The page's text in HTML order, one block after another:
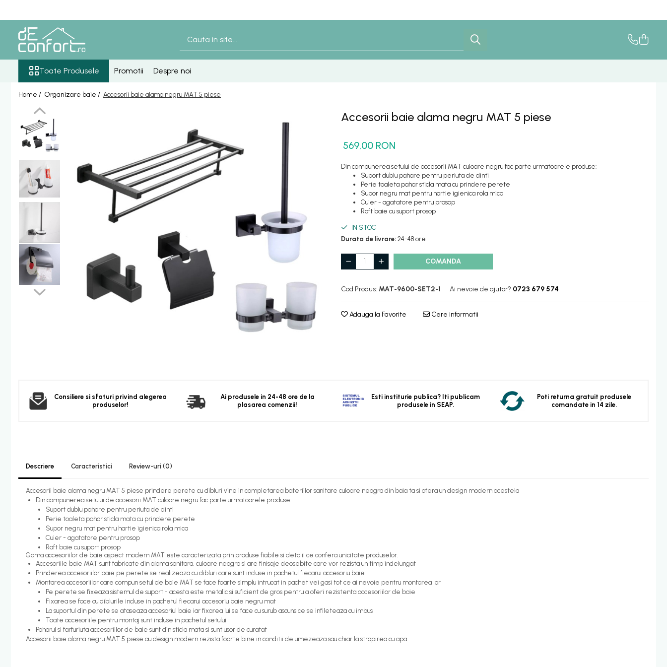
Toate Produsele
Baterii Sanitare
Senzori lavoar - pisoar
Baterie lavoar senzor
Baterie pisoar senzor
Accesorii baterii senzor
Baterii bronz antic
Baterie retro blat
Baterie bronz lavoar
Baterii lavoar
Baterie Bucatarie
Componente Dus
Para dus
Set dus complet echipat
Suport prindere para dus
Baterie salon
Baterii bideu
Dispensere sapun lichid
Lustra Pendul LED
Incalzire
Calorifere electrice
Uscatoare senzor
Uscatoare de maini
Uscatoare tip Hotel
Instalatii sanitare - termice
Filtre apa
Racorduri alimentare
Robinet coltar
Organizare baie
Accesorii baie cromate
Toate Produsele Promotii Despre noi
Home / Organizare baie / Accesorii baie alama negru MAT 5 piese
Accesorii baie alama negru MAT 5 piese
569,00 RON
Din compunerea setului de accesorii MAT culoare negru fac parte urmatoarele produse:
Suport dublu pahare pentru periuta de dinti
Perie toaleta pahar sticla mata cu prindere perete
Supor negru mat pentru hartie igienica rola mica
Cuier - agatatore pentru prosop
Raft baie cu suport prosop
IN STOC
Durata de livrare: 24-48 ore
COMANDA
Cod Produs: MAT-9600-SET2-1 Ai nevoie de ajutor? 0723 679 574
Adauga la Favorite Cere informatii
Consiliere si sfaturi privind alegerea
produselor!
Ai produsele in 24-48 ore de la
plasarea comenzii!
Esti institurie publica? Iti publicam
produsele in SEAP.
Poti returna gratuit produsele
comandate in 14 zile.
Descriere Caracteristici Review-uri (0)
Accesorii baie alama negru MAT 5 piese prindere perete cu dibluri vine in completarea bateriilor sanitare culoare neagra din baia ta si ofera un design modern acesteia
Din compunerea setului de accesorii MAT culoare negru fac parte urmatoarele produse:
Suport dublu pahare pentru periuta de dinti
Perie toaleta pahar sticla mata cu prindere perete
Supor negru mat pentru hartie igienica rola mica
Cuier - agatatore pentru prosop
Raft baie cu suport prosop
Gama accesoriilor de baie aspect modern MAT este caracterizata prin produse fiabile si detalii ce confera unicitate produselor.
Accesoriile baie MAT sunt fabricate din alama sanitara, culoare neagra si are finisaje deosebite care vor rezista un timp indelungat
Prinderea accesoriilor baie pe perete se realizeaza cu dibluri care sunt incluse in pachetul fiecarui accesoriu baie
Montarea accesoriilor care compun setul de baie MAT se face foarte simplu intrucat in pachet vei gasi tot ce ai nevoie pentru montarea lor
Pe perete se fixeaza sistemul de suport - acesta este metalic si suficient de gros pentru a oferi rezistenta accesoriilor de baie
Fixarea se face cu diblurile incluse in pachetul fiecarui accesoriu baie negru mat
La suportul din perete se ataseaza accesoriul baie iar fixarea lui se face cu surub ascuns ce se infileteaza cu imbus
Toate accesoriile pentru montaj sunt incluse in pachetul setului
Paharul si farfuriuta accesoriilor de baie sunt din sticla mata si sunt usor de curatat
Accesorii baie alama negru MAT 5 piese au design modern rezista foarte bine in conditii de umezeaza sau chiar la stropirea cu apa